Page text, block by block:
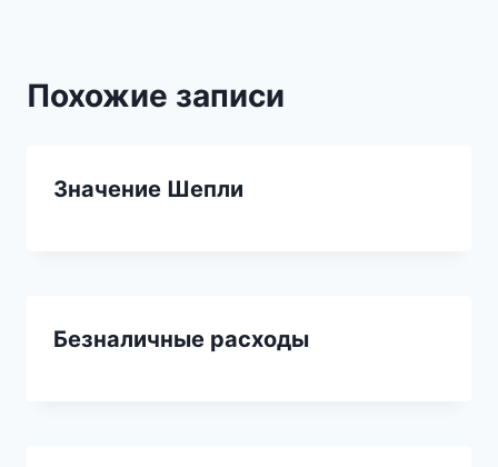
Похожие записи
Значение Шепли
Безналичные расходы